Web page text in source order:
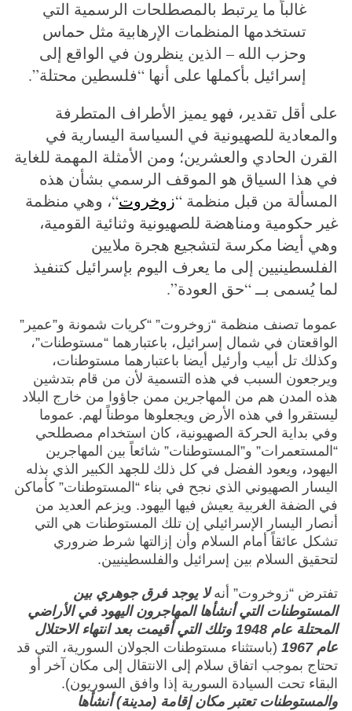
غالباً ما يرتبط بالمصطلحات الرسمية التي
تستخدمها المنظمات الإرهابية مثل حماس
وحزب الله – الذين ينظرون في الواقع إلى
إسرائيل بأكملها على أنها “فلسطين محتلة”.
على أقل تقدير، فهو يميز الأطراف المتطرفة
والمعادية للصهيونية في السياسة اليسارية في
القرن الحادي والعشرين؛ ومن الأمثلة المهمة للغاية
في هذا السياق هو الموقف الرسمي بشأن هذه
المسألة من قبل منظمة “زوخروت“، وهي منظمة
غير حكومية ومناهضة للصهيونية وثنائية القومية،
وهي أيضا مكرسة لتشجيع هجرة ملايين
الفلسطينيين إلى ما يعرف اليوم بإسرائيل كتنفيذ
لما يُسمى بــ “حق العودة”.
عموما تصنف منظمة “زوخروت” “كريات شمونة و”عمير”
الواقعتان في شمال إسرائيل، باعتبارهما “مستوطنات”،
وكذلك تل أبيب وأرئيل أيضا باعتبارهما مستوطنات،
ويرجعون السبب في هذه التسمية لأن من قام بتدشين
هذه المدن هم من المهاجرين ممن جاؤوا من خارج البلاد
ليستقروا في هذه الأرض ويجعلوها موطناً لهم. عموما
وفي بداية الحركة الصهيونية، كان استخدام مصطلحي
“المستعمرات” و”المستوطنات” شائعاً بين المهاجرين
اليهود، ويعود الفضل في كل ذلك للجهد الكبير الذي بذله
اليسار الصهيوني الذي نجح في بناء “المستوطنات” كأماكن
في الضفة الغربية يعيش فيها اليهود. ويزعم العديد من
أنصار اليسار الإسرائيلي إن تلك المستوطنات هي التي
تشكل عائقاً أمام السلام وأن إزالتها شرط ضروري
لتحقيق السلام بين إسرائيل والفلسطينيين.
تفترض “زوخروت” أنه لا يوجد فرق جوهري بين
المستوطنات التي أنشأها المهاجرون اليهود في الأراضي
المحتلة عام 1948 وتلك التي أقيمت بعد انتهاء الاحتلال
عام 1967
(باستثناء مستوطنات الجولان السورية، التي قد
تحتاج بموجب اتفاق سلام إلى الانتقال إلى مكان آخر أو
البقاء تحت السيادة السورية إذا وافق السوريون).
والمستوطنات تعتبر مكان إقامة (مدينة) أنشأها